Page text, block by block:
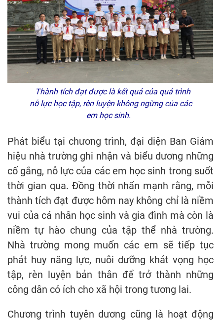
Thành tích đạt được là kết quả của quá trình
nỗ lực học tập, rèn luyện không ngừng của các
em học sinh.
Phát biểu tại chương trình, đại diện Ban Giám
hiệu nhà trường ghi nhận và biểu dương những
cố gắng, nỗ lực của các em học sinh trong suốt
thời gian qua. Đồng thời nhấn mạnh rằng, mỗi
thành tích đạt được hôm nay không chỉ là niềm
vui của cá nhân học sinh và gia đình mà còn là
niềm tự hào chung của tập thể nhà trường.
Nhà trường mong muốn các em sẽ tiếp tục
phát huy năng lực, nuôi dưỡng khát vọng học
tập, rèn luyện bản thân để trở thành những
công dân có ích cho xã hội trong tương lai.
Chương trình tuyên dương cũng là hoạt động